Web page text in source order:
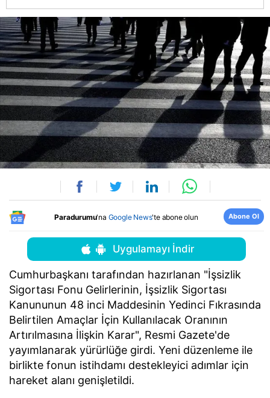
Paradurumu'na Google News'te abone olun Abone Ol
Uygulamayı İndir
Cumhurbaşkanı tarafından hazırlanan "İşsizlik
Sigortası Fonu Gelirlerinin, İşsizlik Sigortası
Kanununun 48 inci Maddesinin Yedinci Fıkrasında
Belirtilen Amaçlar İçin Kullanılacak Oranının
Artırılmasına İlişkin Karar", Resmi Gazete'de
yayımlanarak yürürlüğe girdi. Yeni düzenleme ile
birlikte fonun istihdamı destekleyici adımlar için
hareket alanı genişletildi.